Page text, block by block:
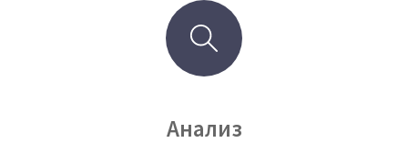
Анализ